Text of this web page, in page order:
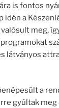
is fontos
idén a
meg,
látványos
a
gyúltak meg